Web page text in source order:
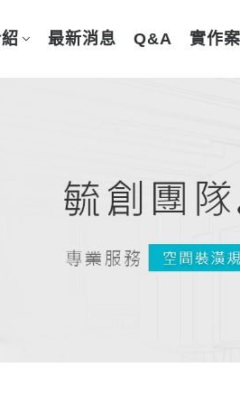
最新消息 Q&A 實作